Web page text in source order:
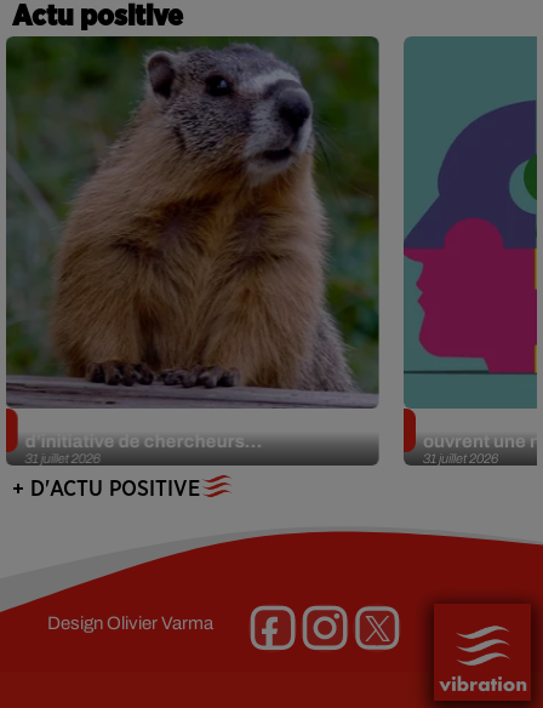
Actu positive
31 juillet 2026
d’initiative de chercheurs...
31 juillet 2026
ouvrent une
+ D'ACTU POSITIVE
DesignOlivier Varma